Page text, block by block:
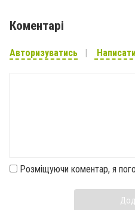
Коментарі
Авторизуватись
Розміщуючи коментар, я